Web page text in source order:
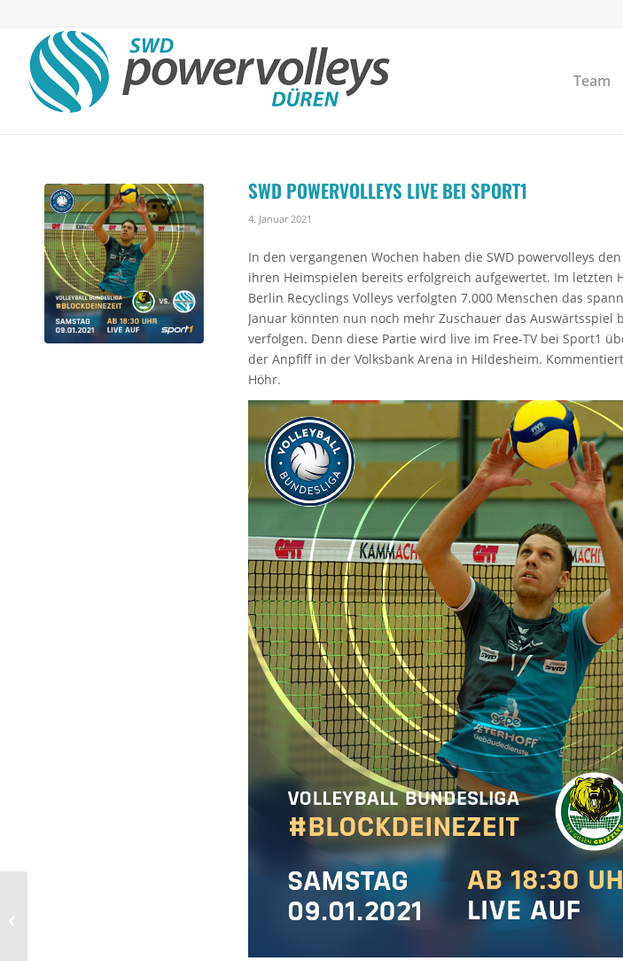
Team
SWD POWERVOLLEYS LIVE BEI SPORT1
4. Januar 2021
In den vergangenen Wochen haben die SWD powervolleys den
ihren Heimspielen bereits erfolgreich aufgewertet. Im letzten
Berlin Recyclings Volleys verfolgten 7.000 Menschen das
Januar könnten nun noch mehr Zuschauer das Auswärtsspiel
verfolgen. Denn diese Partie wird live im Free-TV bei Sport1
der Anpfiff in der Volksbank Arena in Hildesheim.
Höhr.